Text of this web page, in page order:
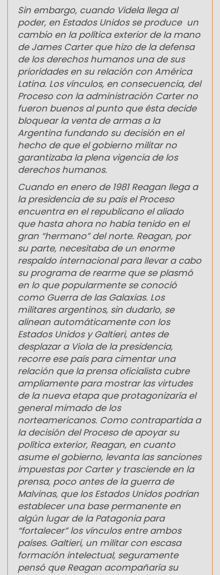
Sin embargo, cuando Videla llega al
poder, en Estados Unidos se produce un
cambio en la política exterior de la mano
de James Carter que hizo de la defensa
de los derechos humanos una de sus
prioridades en su relación con América
Latina. Los vínculos, en consecuencia, del
Proceso con la administración Carter no
fueron buenos al punto que ésta decide
bloquear la venta de armas a la
Argentina fundando su decisión en el
hecho de que el gobierno militar no
garantizaba la plena vigencia de los
derechos humanos.
Cuando en enero de 1981 Reagan llega a
la presidencia de su país el Proceso
encuentra en el republicano el aliado
que hasta ahora no había tenido en el
gran “hermano” del norte. Reagan, por
su parte, necesitaba de un enorme
respaldo internacional para llevar a cabo
su programa de rearme que se plasmó
en lo que popularmente se conoció
como Guerra de las Galaxias. Los
militares argentinos, sin dudarlo, se
alinean automáticamente con los
Estados Unidos y Galtieri, antes de
desplazar a Viola de la presidencia,
recorre ese país para cimentar una
relación que la prensa oficialista cubre
ampliamente para mostrar las virtudes
de la nueva etapa que protagonizaría el
general mimado de los
norteamericanos. Como contrapartida a
la decisión del Proceso de apoyar su
política exterior, Reagan, en cuanto
asume el gobierno, levanta las sanciones
impuestas por Carter y trasciende en la
prensa, poco antes de la guerra de
Malvinas, que los Estados Unidos podrían
establecer una base permanente en
algún lugar de la Patagonia para
“fortalecer” los vínculos entre ambos
países. Galtieri, un militar con escasa
formación intelectual, seguramente
pensó que Reagan acompañaría su